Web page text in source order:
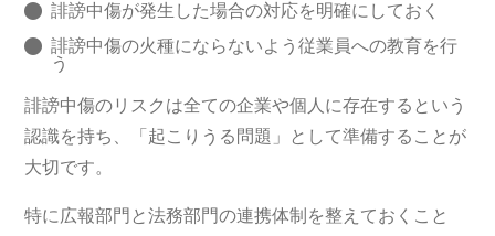
誹謗中傷が発生した場合の対応を明確にしておく
誹謗中傷の火種にならないよう従業員への教育を行
う
誹謗中傷のリスクは全ての企業や個人に存在するという
認識を持ち、「起こりうる問題」として準備することが
大切です。
特に広報部門と法務部門の連携体制を整えておくこと